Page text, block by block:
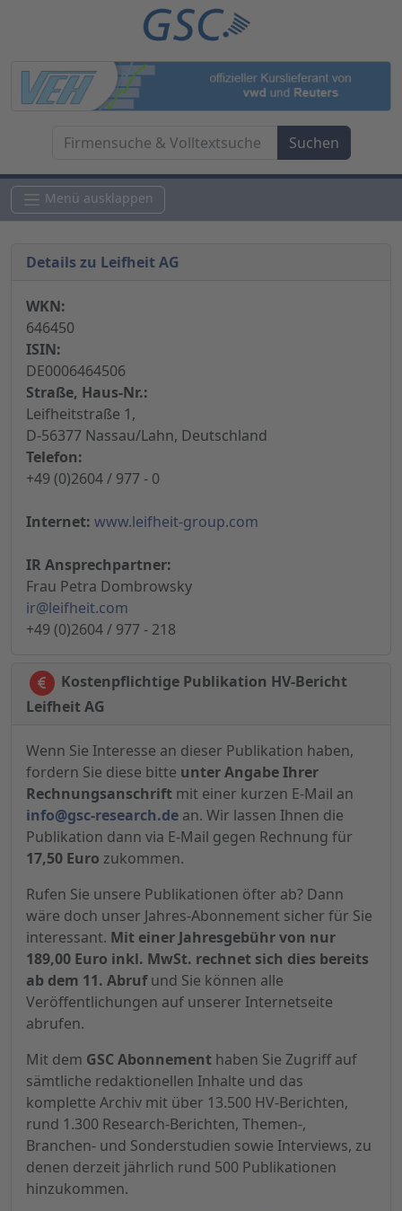
Menü ausklappen
Details zu Leifheit AG
WKN:
646450
ISIN:
DE0006464506
Straße, Haus-Nr.:
Leifheitstraße 1,
D-56377 Nassau/Lahn, Deutschland
Telefon:
+49 (0)2604 / 977 - 0
Internet: www.leifheit-group.com
IR Ansprechpartner:
Frau Petra Dombrowsky
ir@leifheit.com
+49 (0)2604 / 977 - 218
Kostenpflichtige Publikation HV-Bericht
Leifheit AG
Wenn Sie Interesse an dieser Publikation haben,
fordern Sie diese bitte unter Angabe Ihrer
Rechnungsanschrift mit einer kurzen E-Mail an
info@gsc-research.de an. Wir lassen Ihnen die
Publikation dann via E-Mail gegen Rechnung für
17,50 Euro zukommen.
Rufen Sie unsere Publikationen öfter ab? Dann
wäre doch unser Jahres-Abonnement sicher für Sie
interessant. Mit einer Jahresgebühr von nur
189,00 Euro inkl. MwSt. rechnet sich dies bereits
ab dem 11. Abrufund Sie können alle
Veröffentlichungen auf unserer Internetseite
abrufen.
Mit dem GSC Abonnement haben Sie Zugriff auf
sämtliche redaktionellen Inhalte und das
komplette Archiv mit über 13.500 HV-Berichten,
rund 1.300 Research-Berichten, Themen-,
Branchen- und Sonderstudien sowie Interviews, zu
denen derzeit jährlich rund 500 Publikationen
hinzukommen.